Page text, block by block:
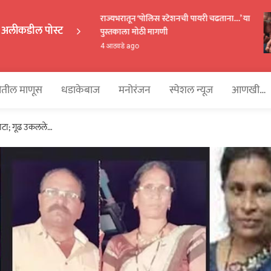
अलीकडील पोस्ट
राज्यभरातून ‘पोलिस स्टेशनची पायरी चढताना…’ या
पुस्तकाला मोठी मागणी
4 आठवडे ago
माणूस धडाकेबाज मनोरंजन स्पेशल न्यूज आणखी…
गूढ उकलले…